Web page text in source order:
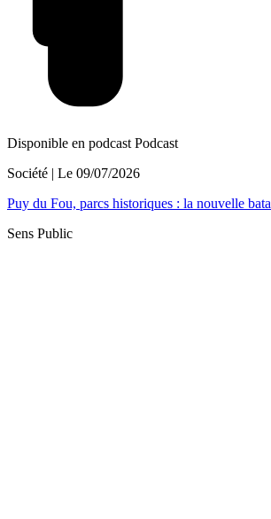
Disponible en podcast Podcast
Société | Le 09/07/2026
Puy du Fou, parcs historiques : la nouvelle
Sens Public